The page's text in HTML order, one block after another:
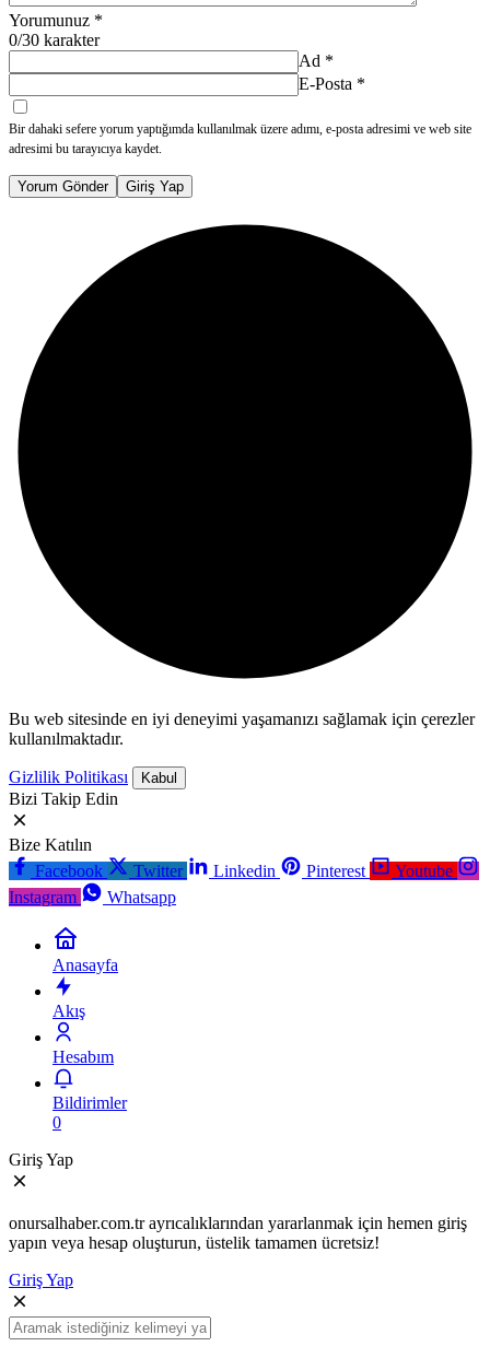
Yorumunuz *
0/30 karakter
Ad *
E-Posta *
Bir dahaki sefere yorum yaptığımda kullanılmak üzere adımı, e-posta adresimi ve web site
adresimi bu tarayıcıya kaydet.
Yorum Gönder Giriş Yap
Bu web sitesinde en iyi deneyimi yaşamanızı sağlamak için çerezler
kullanılmaktadır.
Gizlilik Politikası Kabul
Bizi Takip Edin
Bize Katılın
Facebook
Twitter Linkedin Pinterest
Youtube
Instagram
Whatsapp
Anasayfa
Akış
Hesabım
Bildirimler
0
Giriş Yap
onursalhaber.com.tr ayrıcalıklarından yararlanmak için hemen giriş
yapın veya hesap oluşturun, üstelik tamamen ücretsiz!
Giriş Yap